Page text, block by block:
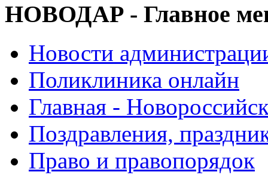
НОВОДАР - Главное
Новости
Поликлиника онлайн
Главная -
Поздравления,
Право и правопорядок